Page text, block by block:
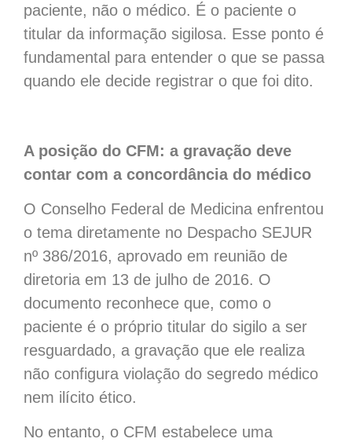
paciente, não o médico. É o paciente o
titular da informação sigilosa. Esse ponto é
fundamental para entender o que se passa
quando ele decide registrar o que foi dito.
A posição do CFM: a gravação deve
contar com a concordância do médico
O Conselho Federal de Medicina enfrentou
o tema diretamente no Despacho SEJUR
nº 386/2016, aprovado em reunião de
diretoria em 13 de julho de 2016. O
documento reconhece que, como o
paciente é o próprio titular do sigilo a ser
resguardado, a gravação que ele realiza
não configura violação do segredo médico
nem ilícito ético.
No entanto, o CFM estabelece uma